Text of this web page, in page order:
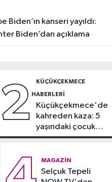
Biden’dan açıklama
değil
hareketlilik başladı
2 KÜÇÜKÇEKMECE
HABERLERI
Küçükçekmece'de
kahreden kaza: 5
yaşındaki çocuk
yoğun bakımda
MAGAZIN
Selçuk Tepeli